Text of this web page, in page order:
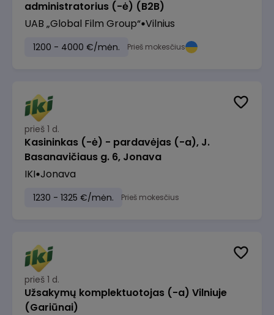
administratorius (-ė) (B2B)
UAB „Global Film Group“ Vilnius
1200 - 4000 €/mėn. Prieš mokesčius
prieš 1 d.
Kasininkas (-ė) - pardavėjas (-a), J.
Basanavičiaus g. 6, Jonava
IKI Jonava
1230 - 1325 €/mėn. Prieš mokesčius
prieš 1 d.
Užsakymų komplektuotojas (-a) Vilniuje
(Gariūnai)